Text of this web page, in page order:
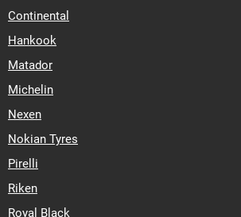
Continental
Hankook
Matador
Michelin
Nexen
Nokian Tyres
Pirelli
Riken
Royal Black